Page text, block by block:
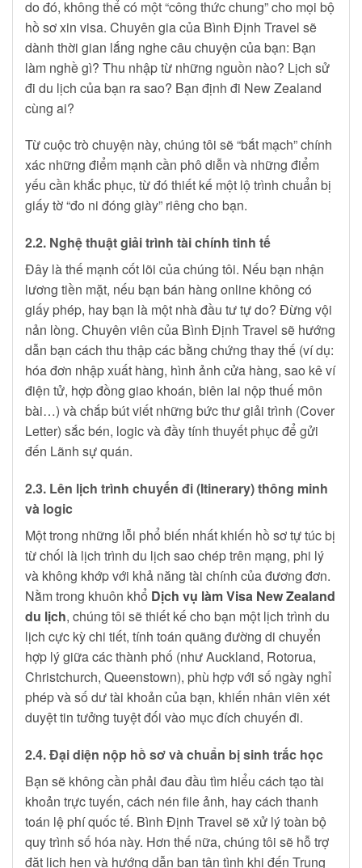
do đó, không thể có một “công thức chung” cho mọi bộ
hồ sơ xin visa. Chuyên gia của Bình Định Travel sẽ
dành thời gian lắng nghe câu chuyện của bạn: Bạn
làm nghề gì? Thu nhập từ những nguồn nào? Lịch sử
đi du lịch của bạn ra sao? Bạn định đi New Zealand
cùng ai?
Từ cuộc trò chuyện này, chúng tôi sẽ “bắt mạch” chính
xác những điểm mạnh cần phô diễn và những điểm
yếu cần khắc phục, từ đó thiết kế một lộ trình chuẩn bị
giấy tờ “đo ni đóng giày” riêng cho bạn.
2.2. Nghệ thuật giải trình tài chính tinh tế
Đây là thế mạnh cốt lõi của chúng tôi. Nếu bạn nhận
lương tiền mặt, nếu bạn bán hàng online không có
giấy phép, hay bạn là một nhà đầu tư tự do? Đừng vội
nản lòng. Chuyên viên của Bình Định Travel sẽ hướng
dẫn bạn cách thu thập các bằng chứng thay thế (ví dụ:
hóa đơn nhập xuất hàng, hình ảnh cửa hàng, sao kê ví
điện tử, hợp đồng giao khoán, biên lai nộp thuế môn
bài…) và chắp bút viết những bức thư giải trình (Cover
Letter) sắc bén, logic và đầy tính thuyết phục để gửi
đến Lãnh sự quán.
2.3. Lên lịch trình chuyến đi (Itinerary) thông minh
và logic
Một trong những lỗi phổ biến nhất khiến hồ sơ tự túc bị
từ chối là lịch trình du lịch sao chép trên mạng, phi lý
và không khớp với khả năng tài chính của đương đơn.
Nằm trong khuôn khổ Dịch vụ làm Visa New Zealand
du lịch, chúng tôi sẽ thiết kế cho bạn một lịch trình du
lịch cực kỳ chi tiết, tính toán quãng đường di chuyển
hợp lý giữa các thành phố (như Auckland, Rotorua,
Christchurch, Queenstown), phù hợp với số ngày nghỉ
phép và số dư tài khoản của bạn, khiến nhân viên xét
duyệt tin tưởng tuyệt đối vào mục đích chuyến đi.
2.4. Đại diện nộp hồ sơ và chuẩn bị sinh trắc học
Bạn sẽ không cần phải đau đầu tìm hiểu cách tạo tài
khoản trực tuyến, cách nén file ảnh, hay cách thanh
toán lệ phí quốc tế. Bình Định Travel sẽ xử lý toàn bộ
quy trình số hóa này. Hơn thế nữa, chúng tôi sẽ hỗ trợ
đặt lịch hẹn và hướng dẫn bạn tận tình khi đến Trung